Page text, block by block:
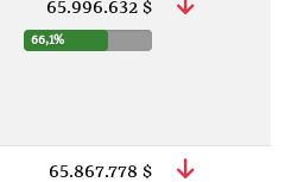
65.996.632 $
66,1%
65.867.778 $